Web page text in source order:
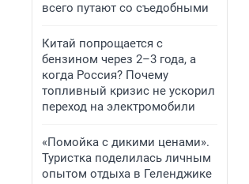
всего путают со съедобными
Китай попрощается с
бензином через 2–3 года, а
когда Россия? Почему
топливный кризис не ускорил
переход на электромобили
«Помойка с дикими ценами».
Туристка поделилась личным
опытом отдыха в Геленджике